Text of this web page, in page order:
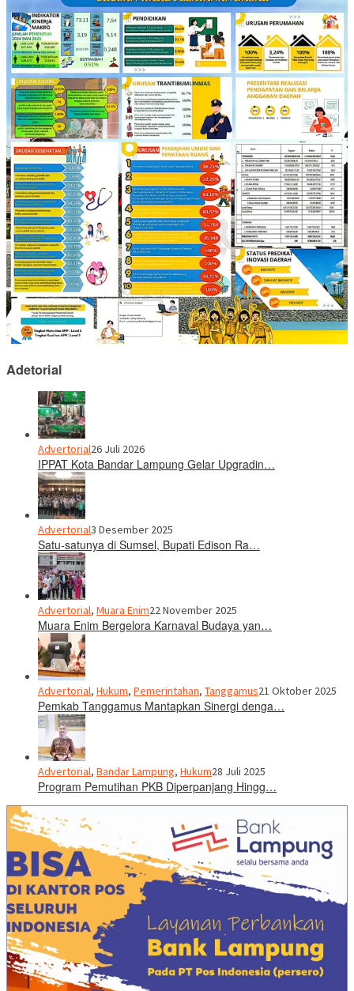
Adetorial
Advertorial26 Juli 2026
IPPAT Kota Bandar Lampung Gelar Upgradin…
Advertorial3 Desember 2025
Satu-satunya di Sumsel, Bupati Edison Ra…
Advertorial, Muara Enim22 November 2025
Muara Enim Bergelora Karnaval Budaya yan…
Advertorial, Hukum, Pemerintahan, Tanggamus21 Oktober 2025
Pemkab Tanggamus Mantapkan Sinergi denga…
Advertorial, Bandar Lampung, Hukum28 Juli 2025
Program Pemutihan PKB Diperpanjang Hingg…